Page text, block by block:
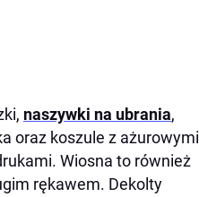
naszywki na ubrania,
oraz koszule z ażurowymi
Wiosna to również
rękawem. Dekolty